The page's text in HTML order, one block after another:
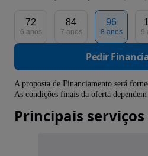
72
6 anos
84
7 anos
96
8 anos 9
Pedir
A proposta de Financiamento será
As condições finais da oferta dependem
Principais